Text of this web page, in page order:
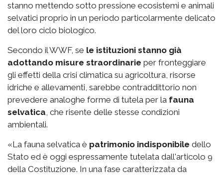
stanno mettendo sotto pressione ecosistemi e animali
selvatici proprio in un periodo particolarmente delicato
del loro ciclo biologico.
Secondo il WWF, se le istituzioni stanno già
adottando misure straordinarie per fronteggiare
gli effetti della crisi climatica su agricoltura, risorse
idriche e allevamenti, sarebbe contraddittorio non
prevedere analoghe forme di tutela per la fauna
selvatica, che risente delle stesse condizioni
ambientali.
«La fauna selvatica è patrimonio indisponibile dello
Stato ed è oggi espressamente tutelata dall'articolo 9
della Costituzione. In una fase caratterizzata da